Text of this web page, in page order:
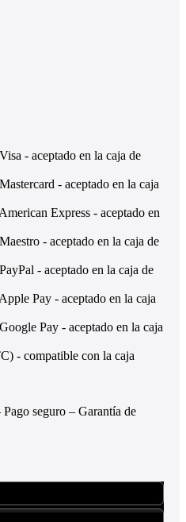
seguro – Garantía de